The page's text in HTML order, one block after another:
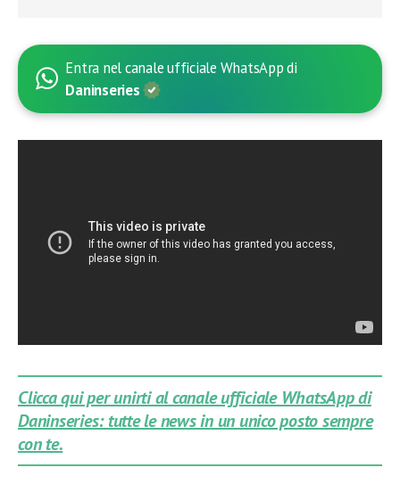
Entra nel canale ufficiale WhatsApp di
Daninseries
Clicca qui per unirti al canale ufficiale WhatsApp di
Daninseries: tutte le news in un unico posto sempre
con te.